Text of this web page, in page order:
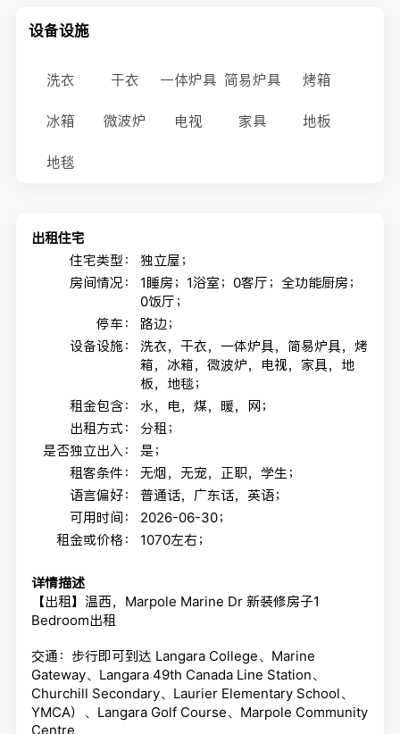
设备设施
洗衣 干衣 一体炉具 简易炉具 烤箱
冰箱 微波炉 电视 家具 地板
地毯
出租住宅
住宅类型：
独立屋；
房间情况：
1睡房；1浴室；0客厅；全功能厨房；
0饭厅；
停车：
路边；
设备设施：
洗衣，干衣，一体炉具，简易炉具，烤
箱，冰箱，微波炉，电视，家具，地
板，地毯；
租金包含：
水，电，煤，暖，网；
出租方式：
分租；
是否独立出入：
是；
租客条件：
无烟，无宠，正职，学生；
语言偏好：
普通话，广东话，英语；
可用时间：
2026-06-30；
租金或价格：
1070左右；
详情描述
【出租】温西，Marpole Marine Dr 新装修房子1
Bedroom出租
交通：步行即可到达 Langara College、Marine
Gateway、Langara 49th Canada Line Station、
Churchill Secondary、Laurier Elementary School、
YMCA）、Langara Golf Course、Marpole Community
Centre